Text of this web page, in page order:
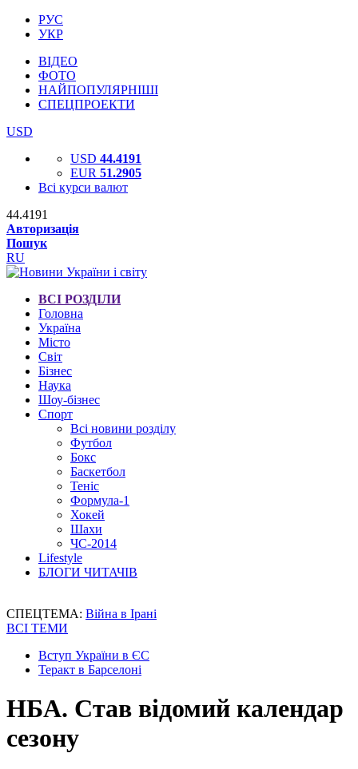
РУС
УКР
ВІДЕО
ФОТО
НАЙПОПУЛЯРНІШІ
СПЕЦПРОЕКТИ
USD
USD 44.4191
EUR 51.2905
Всі курси валют
44.4191
Авторизація
Пошук
RU
ВСІ РОЗДІЛИ
Головна
Україна
Місто
Світ
Бізнес
Наука
Шоу-бізнес
Спорт
Всі новини розділу
Футбол
Бокс
Баскетбол
Теніс
Формула-1
Хокей
Шахи
ЧС-2014
Lifestyle
БЛОГИ ЧИТАЧІВ
СПЕЦТЕМА: Війна в Ірані
ВСІ ТЕМИ
Вступ України в ЄС
Теракт в Барселоні
НБА. Став відомий календар
сезону